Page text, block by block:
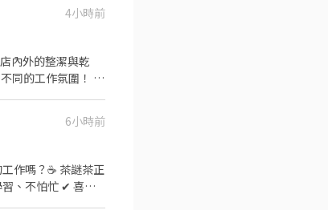
4小時前
內外的整潔與乾
同的工作氛圍！ -
0830-1330 ■ 晚
/晚班為主) ■ 另有
少排 3 天，週六日
提供『本人』薪轉
仲介費、服務費。
6小時前